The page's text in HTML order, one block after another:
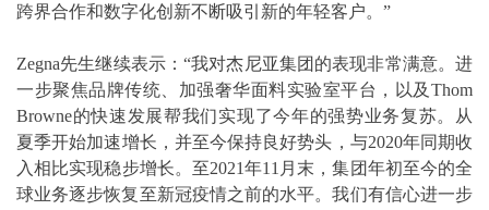
跨界合作和数字化创新不断吸引新的年轻客户。”
Zegna先生继续表示：“我对杰尼亚集团的表现非常满意。进
一步聚焦品牌传统、加强奢华面料实验室平台，以及Thom
Browne的快速发展帮我们实现了今年的强势业务复苏。从
夏季开始加速增长，并至今保持良好势头，与2020年同期收
入相比实现稳步增长。至2021年11月末，集团年初至今的全
球业务逐步恢复至新冠疫情之前的水平。我们有信心进一步